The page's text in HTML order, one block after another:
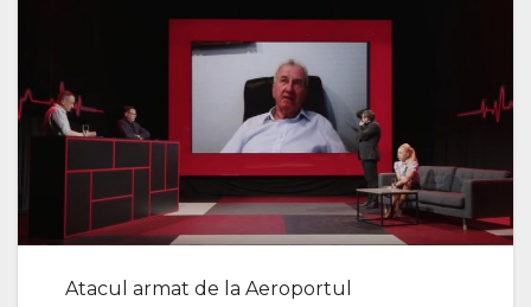
Atacul armat de la Aeroportul